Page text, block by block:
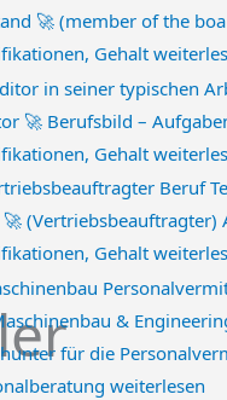
🚀 (member of the
Gehalt
🚀 Berufsbild –
Gehalt
🚀 (Vertriebsbeauftragter)
Gehalt
&
für die
weiterlesen